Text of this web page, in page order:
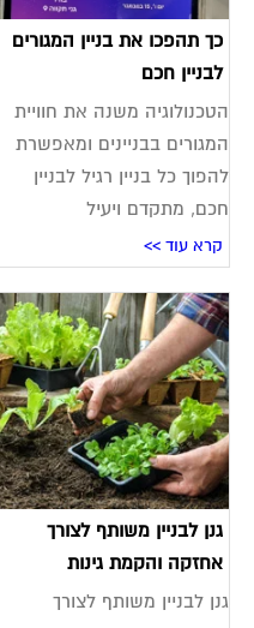
כך תהפכו את בניין המגורים
לבניין חכם
הטכנולוגיה משנה את חוויית
המגורים בבניינים ומאפשרת
להפוך כל בניין רגיל לבניין
חכם, מתקדם ויעיל
קרא עוד >>
גנן לבניין משותף לצורך
אחזקה והקמת גינות
גנן לבניין משותף לצורך